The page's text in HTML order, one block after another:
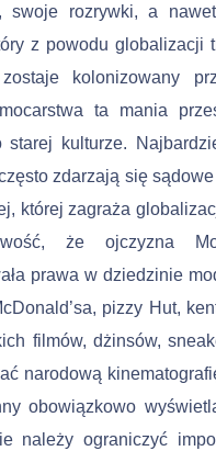
swoje rozrywki, a
z powodu globalizacji
kolonizowany
ta mania
kulturze.
zdarzają się
której zagraża
że ojczyzna
prawa w dziedzinie
pizzy Hut,
filmów, dżinsów,
narodową
obowiązkowo
należy ograniczyć